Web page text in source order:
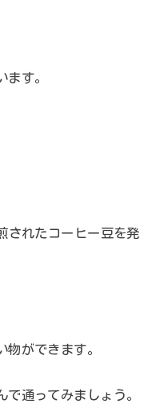
す。
されたコーヒー豆を発
ができます。
通ってみましょう。